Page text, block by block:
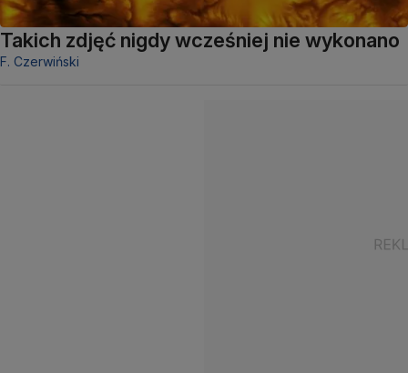
Takich zdjęć nigdy wcześniej nie wykonano
F. Czerwiński